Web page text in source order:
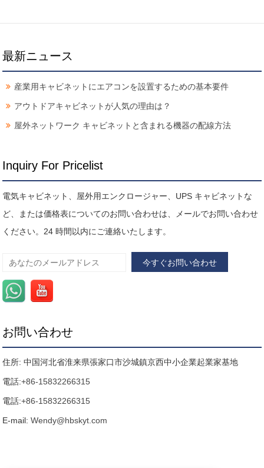
最新ニュース
産業用キャビネットにエアコンを設置するための基本要件
アウトドアキャビネットが人気の理由は？
屋外ネットワーク キャビネットと含まれる機器の配線方法
Inquiry For Pricelist
電気キャビネット、屋外用エンクロージャー、UPS キャビネットな
ど、または価格表についてのお問い合わせは、メールでお問い合わせ
ください。24 時間以内にご連絡いたします。
お問い合わせ
住所: 中国河北省淮来県張家口市沙城鎮京西中小企業起業家基地
電話:+86-15832266315
電話:+86-15832266315
E-mail:Wendy@hbskyt.com